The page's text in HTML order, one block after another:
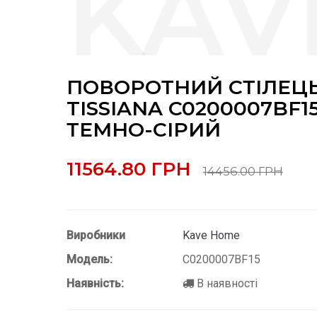
ПОВОРОТНИЙ
TISSIANA
ТЕМНО-СІРИЙ
11564.80 ГРН 14456.00 ГРН
Виробники
Kave Home
Модель:
C0200007BF15
Наявність:
В наявності